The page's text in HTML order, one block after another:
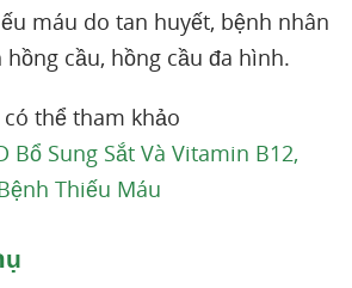
máu do tan huyết, bệnh nhân
cầu, hồng cầu đa hình.
có thể tham khảo
Bổ Sung Sắt Và Vitamin B12,
Thiếu Máu